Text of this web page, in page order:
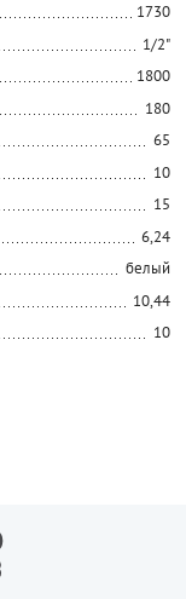
1730
1/2"
1800
180
65
10
15
6,24
белый
10,44
10